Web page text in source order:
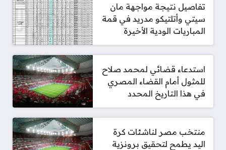
تفاصيل نتيجة مواجهة مان
سيتي وأتلتيكو مدريد في قمة
المباريات الودية الأخيرة
استدعاء قضائي لمحمد صلاح
للمثول أمام القضاء المصري
في هذا التاريخ المحدد
منتخب مصر لناشئات كرة
اليد يطمح لتحقيق برونزية